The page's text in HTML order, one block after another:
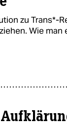
zu Trans*-
Wie man